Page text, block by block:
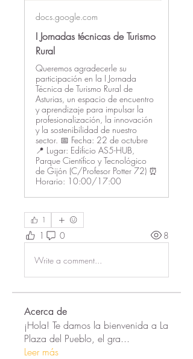
docs.google.com
I Jornadas técnicas de Turismo
Rural
Queremos agradecerle su
participación en la I Jornada
Técnica de Turismo Rural de
Asturias, un espacio de encuentro
y aprendizaje para impulsar la
profesionalización, la innovación
y la sostenibilidad de nuestro
sector. 📅 Fecha: 22 de octubre
📍 Lugar: Edificio AS5-HUB,
Parque Científico y Tecnológico
de Gijón (C/Profesor Potter 72) ⏰
Horario: 10:00/17:00
1
1 0 8
Write a comment...
Acerca de
¡Hola! Te damos la bienvenida a La
Plaza del Pueblo, el gra...
Leer más